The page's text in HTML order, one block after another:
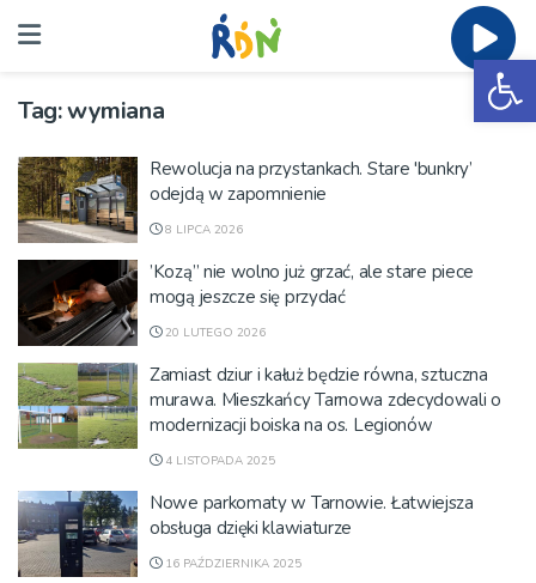
Tag:wymiana
Rewolucja na przystankach. Stare 'bunkry’
odejdą w zapomnienie
8 LIPCA 2026
’Kozą” nie wolno już grzać, ale stare piece
mogą jeszcze się przydać
20 LUTEGO 2026
Zamiast dziur i kałuż będzie równa, sztuczna
murawa. Mieszkańcy Tarnowa zdecydowali o
modernizacji boiska na os. Legionów
4 LISTOPADA 2025
Nowe parkomaty w Tarnowie. Łatwiejsza
obsługa dzięki klawiaturze
16 PAŹDZIERNIKA 2025